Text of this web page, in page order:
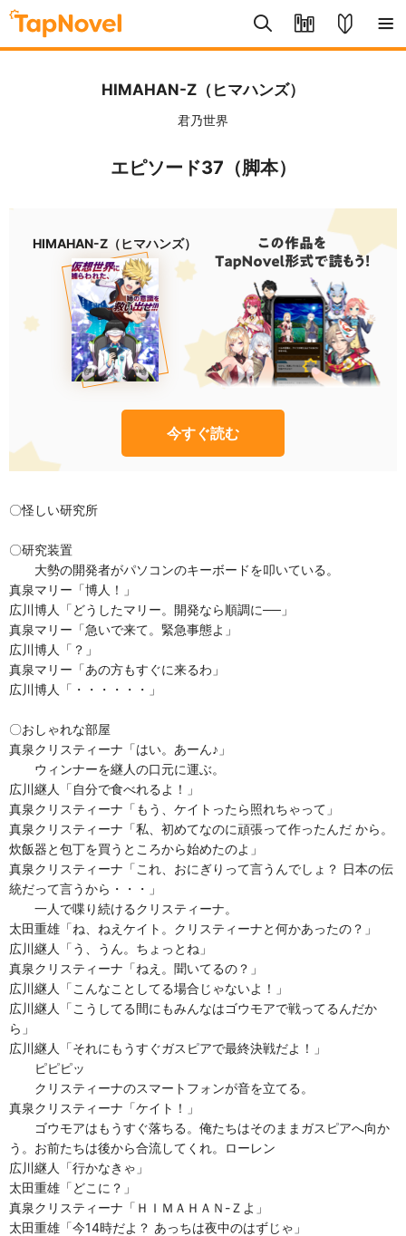
HIMAHAN-Z（ヒマハンズ）
君乃世界
エピソード37（脚本）
HIMAHAN-Z（ヒマハンズ）
今すぐ読む
〇怪しい研究所
〇研究装置
大勢の開発者がパソコンのキーボードを叩いている。
真泉マリー「博人！」
広川博人「どうしたマリー。開発なら順調に──」
真泉マリー「急いで来て。緊急事態よ」
広川博人「？」
真泉マリー「あの方もすぐに来るわ」
広川博人「・・・・・・」
〇おしゃれな部屋
真泉クリスティーナ「はい。あーん♪」
ウィンナーを継人の口元に運ぶ。
広川継人「自分で食べれるよ！」
真泉クリスティーナ「もう、ケイトったら照れちゃって」
真泉クリスティーナ「私、初めてなのに頑張って作ったんだ から。
炊飯器と包丁を買うところから始めたのよ」
真泉クリスティーナ「これ、おにぎりって言うんでしょ？ 日本の伝
統だって言うから・・・」
一人で喋り続けるクリスティーナ。
太田重雄「ね、ねえケイト。クリスティーナと何かあったの？」
広川継人「う、うん。ちょっとね」
真泉クリスティーナ「ねえ。聞いてるの？」
広川継人「こんなことしてる場合じゃないよ！」
広川継人「こうしてる間にもみんなはゴウモアで戦ってるんだか
ら」
広川継人「それにもうすぐガスピアで最終決戦だよ！」
ピピピッ
クリスティーナのスマートフォンが音を立てる。
真泉クリスティーナ「ケイト！」
ゴウモアはもうすぐ落ちる。俺たちはそのままガスピアへ向か
う。お前たちは後から合流してくれ。ローレン
広川継人「行かなきゃ」
太田重雄「どこに？」
真泉クリスティーナ「ＨＩＭＡＨＡＮ-Ｚよ」
太田重雄「今14時だよ？ あっちは夜中のはずじゃ」